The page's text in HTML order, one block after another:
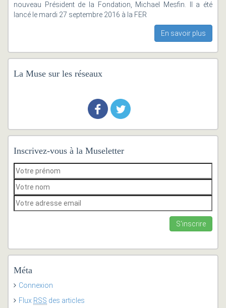
nouveau Président de la Fondation, Michael Mesfin. Il a été
lancé le mardi 27 septembre 2016 à la FER
En savoir plus
La Muse sur les réseaux
Inscrivez-vous à la Museletter
Méta
Connexion
Flux RSS des articles